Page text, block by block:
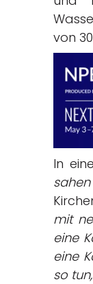
von
In
mit
eine
eine
so